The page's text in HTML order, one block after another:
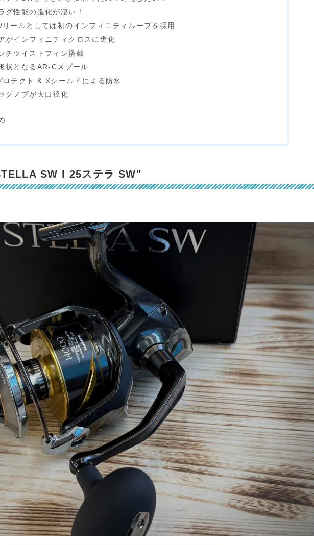
グ性能の進化が凄い！
リールとしては初のインフィニティループを採用
がインフィニティクロスに進化
チツイストフィン搭載
状となるAR-Cスプール
ロテクト & Xシールドによる防水
グノブが大口径化
SW l 25ステラ SW"